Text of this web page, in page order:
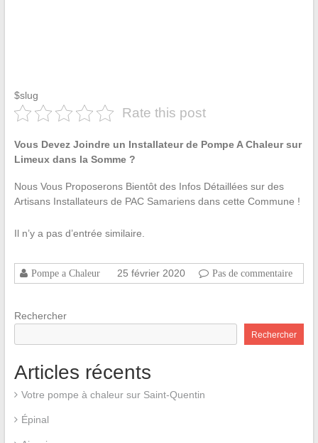
$slug
Rate this post
Vous Devez Joindre un Installateur de Pompe A Chaleur sur
Limeux dans la Somme ?
Nous Vous Proposerons Bientôt des Infos Détaillées sur des
Artisans Installateurs de PAC Samariens dans cette Commune !
Il n’y a pas d’entrée similaire.
Pompe a Chaleur 25 février 2020 Pas de commentaire
Rechercher
Rechercher
Articles récents
Votre pompe à chaleur sur Saint-Quentin
Épinal